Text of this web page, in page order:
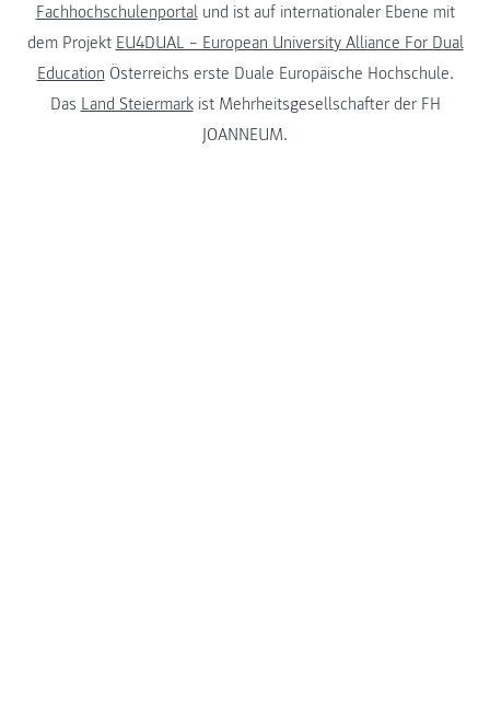
Fachhochschulenportalund ist auf internationaler Ebene mit
dem Projekt EU4DUAL – European University Alliance For Dual
Education Österreichs erste Duale Europäische Hochschule.
Das Land Steiermarkist Mehrheitsgesellschafter der FH
JOANNEUM.